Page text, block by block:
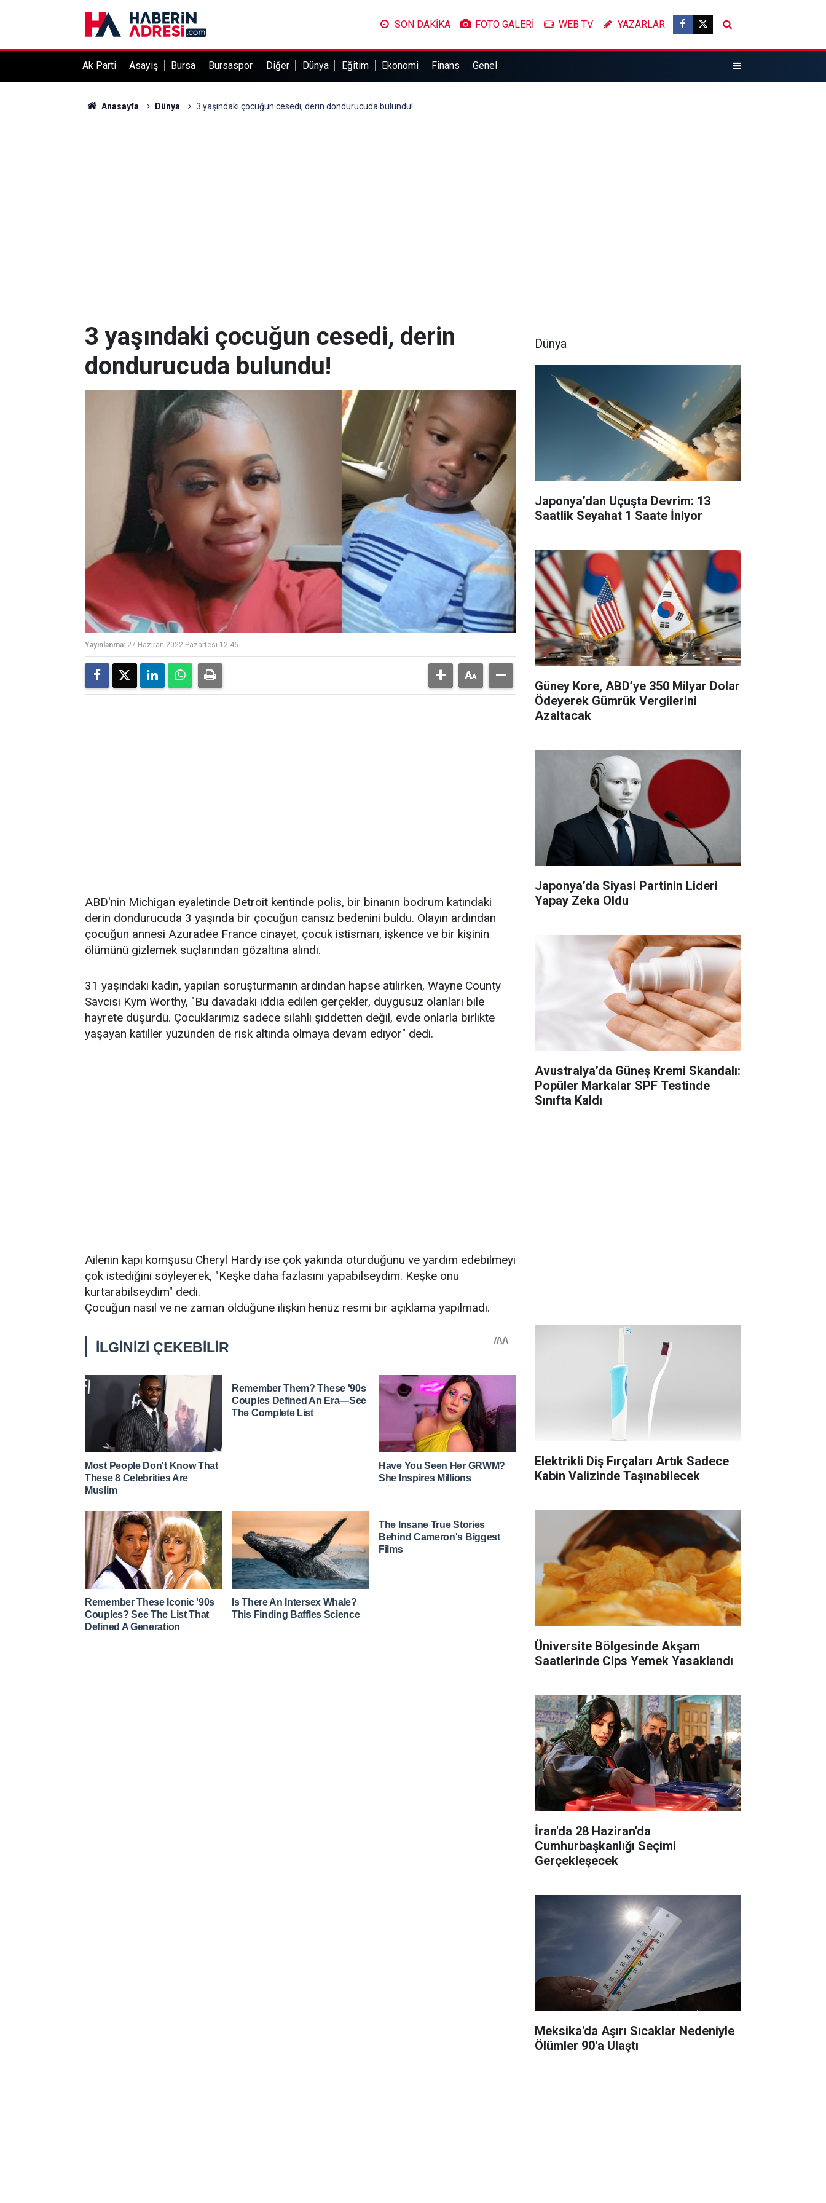
SON DAKİKA FOTO GALERİ WEB TV YAZARLAR
Ak Parti Asayiş Bursa Bursaspor Diğer Dünya Eğitim Ekonomi Finans Genel
Anasayfa Dünya 3 yaşındaki çocuğun cesedi, derin dondurucuda bulundu!
3 yaşındaki çocuğun cesedi, derin
dondurucuda bulundu!
Yayınlanma: 27 Haziran 2022 Pazartesi 12:46
ABD'nin Michigan eyaletinde Detroit kentinde polis, bir binanın bodrum katındaki
derin dondurucuda 3 yaşında bir çocuğun cansız bedenini buldu. Olayın ardından
çocuğun annesi Azuradee France cinayet, çocuk istismarı, işkence ve bir kişinin
ölümünü gizlemek suçlarından gözaltına alındı.
31 yaşındaki kadın, yapılan soruşturmanın ardından hapse atılırken, Wayne County
Savcısı Kym Worthy, "Bu davadaki iddia edilen gerçekler, duygusuz olanları bile
hayrete düşürdü. Çocuklarımız sadece silahlı şiddetten değil, evde onlarla birlikte
yaşayan katiller yüzünden de risk altında olmaya devam ediyor" dedi.
Ailenin kapı komşusu Cheryl Hardy ise çok yakında oturduğunu ve yardım edebilmeyi
çok istediğini söyleyerek, "Keşke daha fazlasını yapabilseydim. Keşke onu
kurtarabilseydim" dedi.
Çocuğun nasıl ve ne zaman öldüğüne ilişkin henüz resmi bir açıklama yapılmadı.
Dünya
Japonya’dan Uçuşta Devrim: 13
Saatlik Seyahat 1 Saate İniyor
Güney Kore, ABD’ye 350 Milyar Dolar
Ödeyerek Gümrük Vergilerini
Azaltacak
Japonya’da Siyasi Partinin Lideri
Yapay Zeka Oldu
Avustralya’da Güneş Kremi Skandalı:
Popüler Markalar SPF Testinde
Sınıfta Kaldı
Elektrikli Diş Fırçaları Artık Sadece
Kabin Valizinde Taşınabilecek
Üniversite Bölgesinde Akşam
Saatlerinde Cips Yemek Yasaklandı
İran'da 28 Haziran'da
Cumhurbaşkanlığı Seçimi
Gerçekleşecek
Meksika'da Aşırı Sıcaklar Nedeniyle
Ölümler 90'a Ulaştı